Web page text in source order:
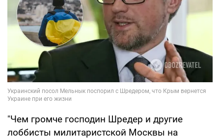
"Чем громче господин Шредер и другие
лоббисты милитаристской Москвы на